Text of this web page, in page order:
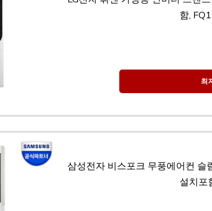
함,
최
삼성전자 비스포크 무풍에어컨
설치포